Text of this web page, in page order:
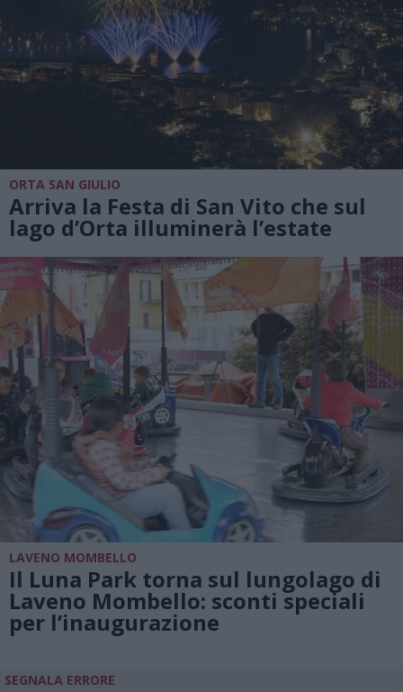
ORTA SAN GIULIO
Arriva la Festa di San Vito che sul
lago d’Orta illuminerà l’estate
LAVENO MOMBELLO
Il Luna Park torna sul lungolago di
Laveno Mombello: sconti speciali
per l’inaugurazione
SEGNALA ERRORE